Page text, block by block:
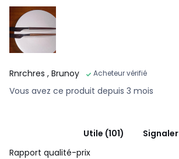
Rnrchres , Brunoy Acheteur vérifié
Vous avez ce produit depuis 3 mois
Utile (101)
Signaler
Rapport qualité-prix